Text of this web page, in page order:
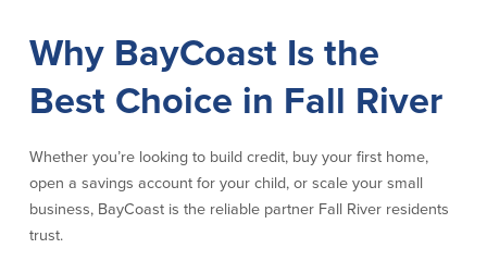
Why BayCoast Is the
Best Choice in Fall River
Whether you’re looking to build credit, buy your first home,
open a savings account for your child, or scale your small
business, BayCoast is the reliable partner Fall River residents
trust.